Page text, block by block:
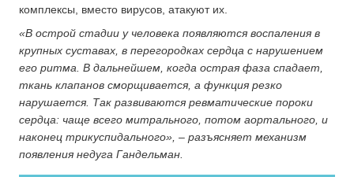
комплексы, вместо вирусов, атакуют их.
«В острой стадии у человека появляются воспаления в
крупных суставах, в перегородках сердца с нарушением
его ритма. В дальнейшем, когда острая фаза спадает,
ткань клапанов сморщивается, а функция резко
нарушается. Так развиваются ревматические пороки
сердца: чаще всего митрального, потом аортального, и
наконец трикуспидального», – разъясняет механизм
появления недуга Гандельман.